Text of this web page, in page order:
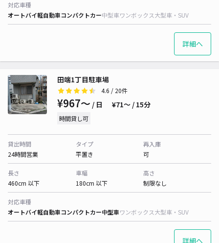
対応車種
オートバイ軽自動車コンパクトカー中型車ワンボックス大型車・SUV
詳細へ
田端1丁目駐車場
4.6 / 20件
¥967〜 / 日 ¥71〜 / 15分
時間貸し可
貸出時間
24時間営業
タイプ
平置き
再入庫
可
長さ
460cm 以下
車幅
180cm 以下
高さ
制限なし
対応車種
オートバイ軽自動車コンパクトカー中型車ワンボックス大型車・SUV
詳細へ